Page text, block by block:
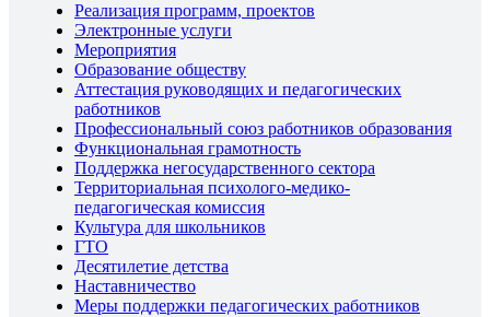
Реализация программ, проектов
Электронные услуги
Мероприятия
Образование обществу
Аттестация руководящих и педагогических
работников
Профессиональный союз работников образования
Функциональная грамотность
Поддержка негосударственного сектора
Территориальная психолого-медико-
педагогическая комиссия
Культура для школьников
ГТО
Десятилетие детства
Наставничество
Меры поддержки педагогических работников